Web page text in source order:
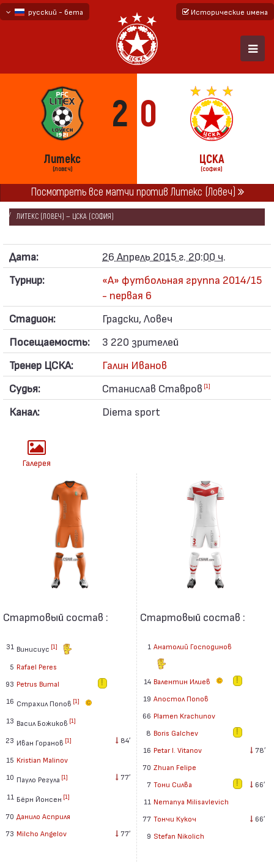
русский - бета
Исторические имена
2 0
Литекс
(ЛОВЕЧ)
ЦСКА
(СОФИЯ)
Посмотреть все матчи против Литекс (Ловеч)
ГЛАВНАЯ СЕЗОНЫ
2014/15
«А» ФУТБОЛЬНАЯ ГРУППА 2014/15 - ПЕРВАЯ 6
ЛИТЕКС (ЛОВЕЧ) — ЦСКА (СОФИЯ)
Дата:
26 Апрель 2015 г. 20:00 ч.
Турнир:
«А» футбольная группа 2014/15
- первая 6
Стадион:
Градски, Ловеч
Посещаемость:
3 220 зрителей
Тренер ЦСКА:
Галин Иванов
Судья:
Станислав Ставров [1]
Канал: Diema sport
Галерея
Стартовый состав :
31 Винисиус [1]
5 Rafael Peres
93 Petrus Bumal
16 Страхил Попов [1]
13 Васил Божиков [1]
23 Иван Горанов [1] 84′
15 Kristian Malinov
10 Пауло Регула [1] 77′
11 Бёрн Йонсен [1]
70 Данило Асприля
73 Milcho Angelov 77′
Стартовый состав :
1 Анатолий Господинов
14 Валентин Илиев
19 Апостол Попов
66 Plamen Krachunov
8 Boris Galchev
16 Petar I. Vitanov
78′
70 Zhuan Felipe
7 Тони Силва
66′
11 Nemanya Milisavlevich
77 Тончи Кукоч
66′
9 Stefan Nikolich